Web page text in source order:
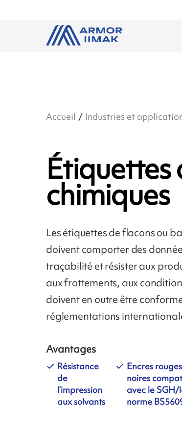
Accueil Industries et
Étiquettes
chimiques
Les étiquettes de flacons ou
doivent comporter des
traçabilité et résister aux
aux frottements, aux
doivent en outre être
réglementations
Avantages
Résistance
de
l’impression
aux solvants
Encres
noires
avec le SGH/
norme